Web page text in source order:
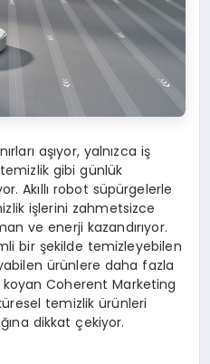
aşıyor, yalnızca iş
gibi günlük
Akıllı robot süpürgelerle
işlerini zahmetsizce
ve enerji kazandırıyor.
bir şekilde temizleyebilen
ürünlere daha fazla
Coherent Marketing
temizlik ürünleri
dikkat çekiyor.